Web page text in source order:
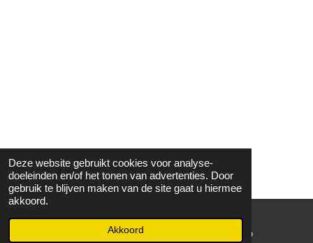
Deze website gebruikt cookies voor analyse-
doeleinden en/of het tonen van advertenties. Door
gebruik te blijven maken van de site gaat u hiermee
akkoord.
Akkoord WhatsApp